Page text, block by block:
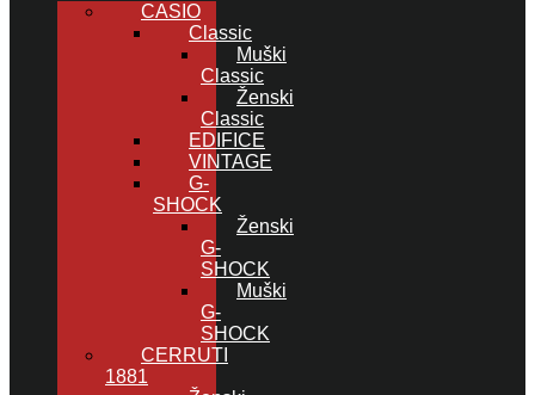
CASIO
Classic
Muški
Classic
Ženski
Classic
EDIFICE
VINTAGE
G-
SHOCK
Ženski
G-
SHOCK
Muški
G-
SHOCK
CERRUTI
1881